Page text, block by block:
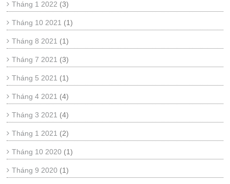
Tháng 1 2022 (3)
Tháng 10 2021 (1)
Tháng 8 2021 (1)
Tháng 7 2021 (3)
Tháng 5 2021 (1)
Tháng 4 2021 (4)
Tháng 3 2021 (4)
Tháng 1 2021 (2)
Tháng 10 2020 (1)
Tháng 9 2020 (1)